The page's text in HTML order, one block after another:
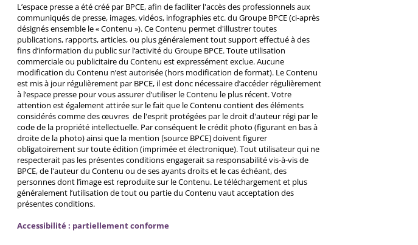
L’espace presse a été créé par BPCE, afin de faciliter l'accès des professionnels aux
communiqués de presse, images, vidéos, infographies etc. du Groupe BPCE (ci-après
désignés ensemble le « Contenu »). Ce Contenu permet d'illustrer toutes
publications, rapports, articles, ou plus généralement tout support effectué à des
fins d’information du public sur l’activité du Groupe BPCE. Toute utilisation
commerciale ou publicitaire du Contenu est expressément exclue. Aucune
modification du Contenu n’est autorisée (hors modification de format). Le Contenu
est mis à jour régulièrement par BPCE, il est donc nécessaire d’accéder régulièrement
à l’espace presse pour vous assurer d’utiliser le Contenu le plus récent. Votre
attention est également attirée sur le fait que le Contenu contient des éléments
considérés comme des œuvres de l'esprit protégées par le droit d'auteur régi par le
code de la propriété intellectuelle. Par conséquent le crédit photo (figurant en bas à
droite de la photo) ainsi que la mention [source BPCE] doivent figurer
obligatoirement sur toute édition (imprimée et électronique). Tout utilisateur qui ne
respecterait pas les présentes conditions engagerait sa responsabilité vis-à-vis de
BPCE, de l'auteur du Contenu ou de ses ayants droits et le cas échéant, des
personnes dont l’image est reproduite sur le Contenu. Le téléchargement et plus
généralement l’utilisation de tout ou partie du Contenu vaut acceptation des
présentes conditions.
Accessibilité : partiellement conforme